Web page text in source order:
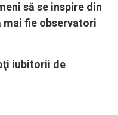
să se inspire din
mai fie observatori
iubitorii de